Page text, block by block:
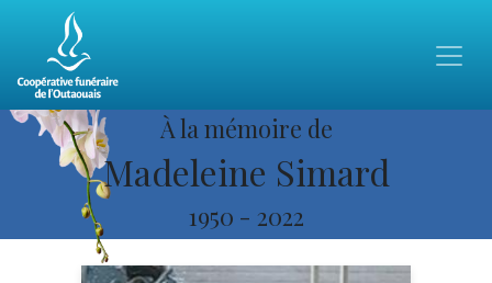
À la mémoire de
Madeleine Simard
1950 - 2022